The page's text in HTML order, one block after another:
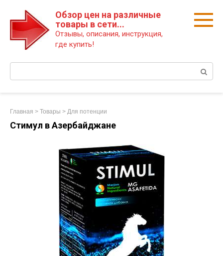
Обзор цен на различные
товары в сети...
Отзывы, описания, инструкция,
где купить!
Главная > Товары > Для потенции
Стимул в Азербайджане